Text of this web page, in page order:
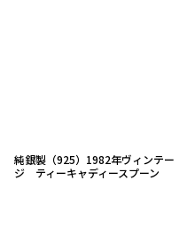
純銀製（925）1982年ヴィンテー
ジ ティーキャディースプーン